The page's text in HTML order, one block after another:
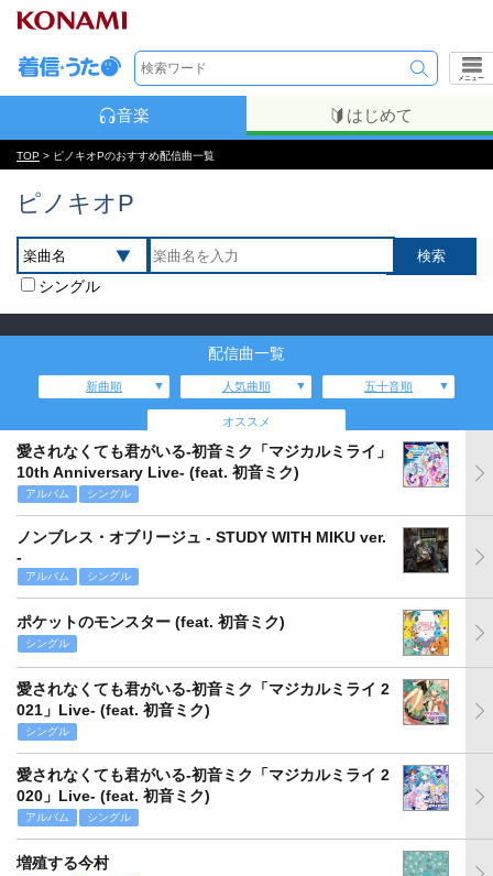
メニュー
音楽 はじめて
TOP > ピノキオPのおすすめ配信曲一覧
ピノキオP
シングル
配信曲一覧
新曲順 人気曲順 五十音順
オススメ
愛されなくても君がいる-初音ミク「マジカルミライ」
10th Anniversary Live- (feat. 初音ミク)
アルバム シングル
ノンブレス・オブリージュ - STUDY WITH MIKU ver.
-
アルバム シングル
ポケットのモンスター (feat. 初音ミク)
シングル
愛されなくても君がいる-初音ミク「マジカルミライ 2
021」Live- (feat. 初音ミク)
シングル
愛されなくても君がいる-初音ミク「マジカルミライ 2
020」Live- (feat. 初音ミク)
アルバム シングル
増殖する今村